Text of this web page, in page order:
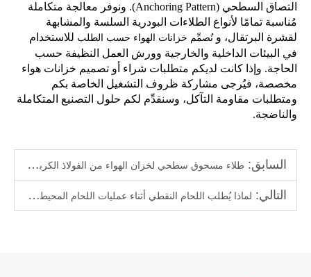
التصاق السطحي (Anchoring Pattern). ونوفر معالجة متكاملة
مُناسبة تمامًا لأنواع الطلاءات البودرية السلسة والمشابهة
لقشرة البرتقال، ونُصمِّم خزانات الهواء حسب الطلب للاستخدام
في البيئات الداخلية والخارجية وورش العمل النظيفة حسب
الحاجة. وإذا كانت لديكم متطلبات شراء أو تصميم خزانات هواء
مخصصة، فيُرجى مشاركة ظروف التشغيل الخاصة بكم
ومتطلبات مقاومة التآكل، وسنقدِّم لكم حلول التصنيع المتكاملة
والناضجة.
السابق: طلاء مسحوق سطحي لخزان الهواء من الفولاذ الكربوني – أملس مقابل قوام قشرة البرتقال
التالي: لماذا يُطلب اللحام النقطي أثناء عمليات اللحام المحيطي لأوعية الضغط